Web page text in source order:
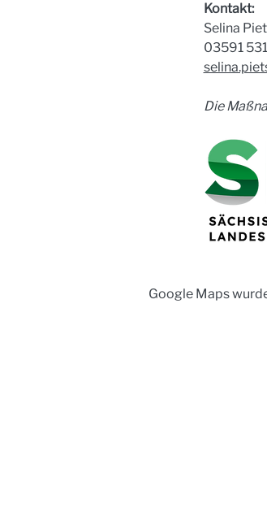
Kontakt:
Selina
03591
Die
Google Maps